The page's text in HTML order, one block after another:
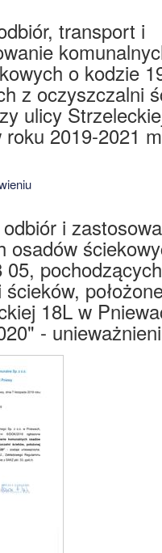
transport i
o kodzie
z oczyszczalni
ulicy
2019-2021
i
osadów
05,
18L w
-